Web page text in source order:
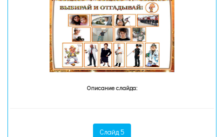
Описание слайда:
Слайд 5